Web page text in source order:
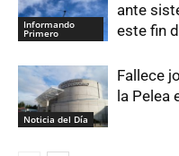
Informando
Primero
ante
este fin
Noticia del Día
Fallece
la Pelea